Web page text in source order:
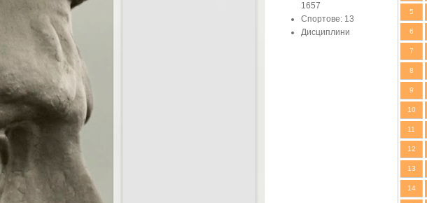
1657
Спортове: 13
Дисциплини
5
6
7
8
9
10
11
12
13
14